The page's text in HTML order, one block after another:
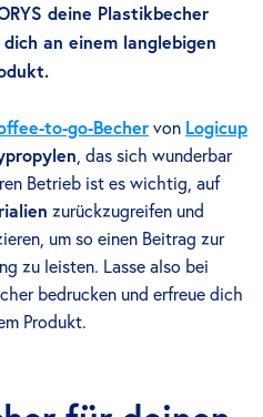
deine Plastikbecher
an einem langlebigen
to-go-Becher von Logicup
, das sich wunderbar
Betrieb ist es wichtig, auf
zurückzugreifen und
um so einen Beitrag zur
zu leisten. Lasse also bei
bedrucken und erfreue dich
Produkt.